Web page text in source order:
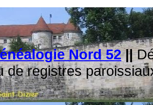
Nord 52||
de registres